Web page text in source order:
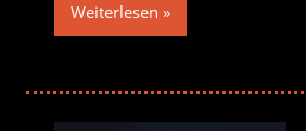
Weiterlesen